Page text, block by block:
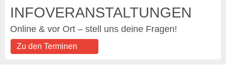
INFOVERANSTALTUNGEN
Online & vor Ort – stell uns deine Fragen!
Zu den Terminen